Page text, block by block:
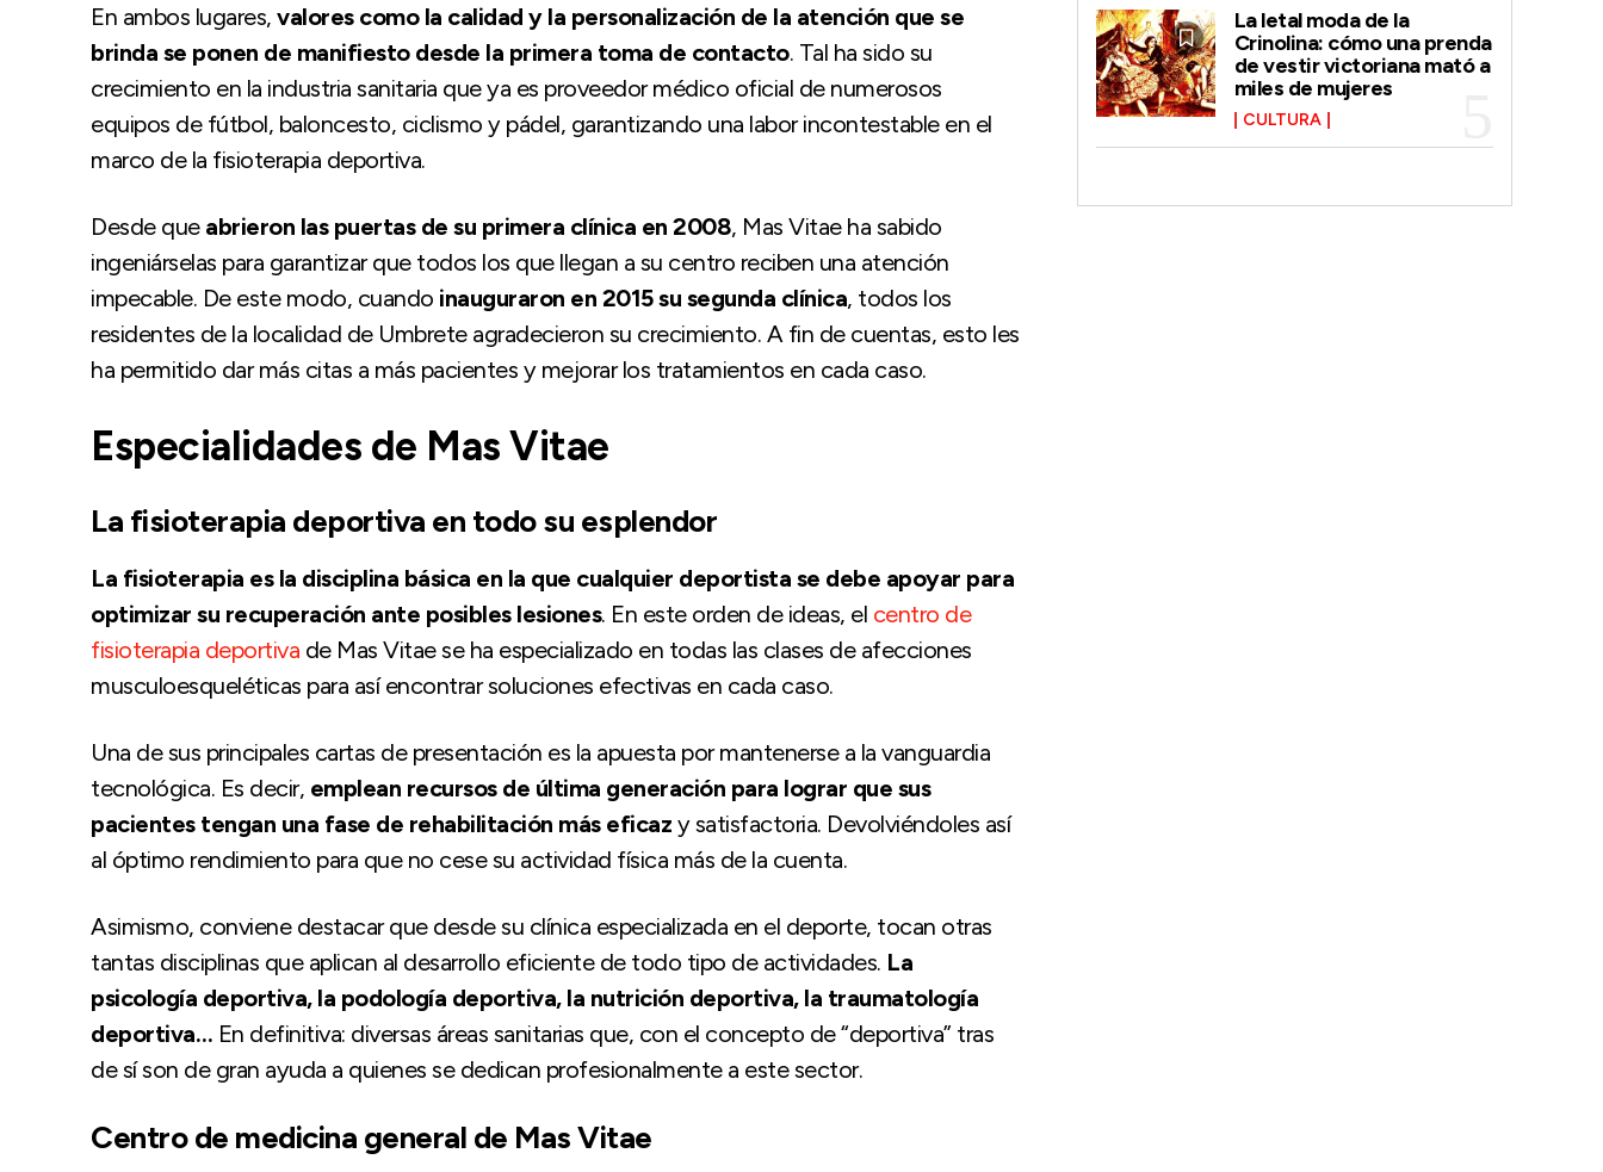
En ambos lugares, valores como la calidad y la personalización de la atención que se
brinda se ponen de manifiesto desde la primera toma de contacto. Tal ha sido su
crecimiento en la industria sanitaria que ya es proveedor médico oficial de numerosos
equipos de fútbol, baloncesto, ciclismo y pádel, garantizando una labor incontestable en el
marco de la fisioterapia deportiva.
Desde que abrieron las puertas de su primera clínica en 2008, Mas Vitae ha sabido
ingeniárselas para garantizar que todos los que llegan a su centro reciben una atención
impecable. De este modo, cuando inauguraron en 2015 su segunda clínica, todos los
residentes de la localidad de Umbrete agradecieron su crecimiento. A fin de cuentas, esto les
ha permitido dar más citas a más pacientes y mejorar los tratamientos en cada caso.
Especialidades de Mas Vitae
La fisioterapia deportiva en todo su esplendor
La fisioterapia es la disciplina básica en la que cualquier deportista se debe apoyar para
optimizar su recuperación ante posibles lesiones. En este orden de ideas, el centro de
fisioterapia deportiva de Mas Vitae se ha especializado en todas las clases de afecciones
musculoesqueléticas para así encontrar soluciones efectivas en cada caso.
Una de sus principales cartas de presentación es la apuesta por mantenerse a la vanguardia
tecnológica. Es decir, emplean recursos de última generación para lograr que sus
pacientes tengan una fase de rehabilitación más eficaz y satisfactoria. Devolviéndoles así
al óptimo rendimiento para que no cese su actividad física más de la cuenta.
Asimismo, conviene destacar que desde su clínica especializada en el deporte, tocan otras
tantas disciplinas que aplican al desarrollo eficiente de todo tipo de actividades. La
psicología deportiva, la podología deportiva, la nutrición deportiva, la traumatología
deportiva… En definitiva: diversas áreas sanitarias que, con el concepto de “deportiva” tras
de sí son de gran ayuda a quienes se dedican profesionalmente a este sector.
Centro de medicina general de Mas Vitae
La letal moda de la
Crinolina: cómo una prenda
de vestir victoriana mató a
miles de mujeres
CULTURA